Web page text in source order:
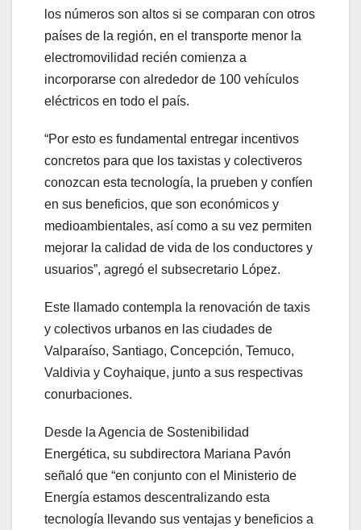
los números son altos si se comparan con otros
países de la región, en el transporte menor la
electromovilidad recién comienza a
incorporarse con alrededor de 100 vehículos
eléctricos en todo el país.
“Por esto es fundamental entregar incentivos
concretos para que los taxistas y colectiveros
conozcan esta tecnología, la prueben y confíen
en sus beneficios, que son económicos y
medioambientales, así como a su vez permiten
mejorar la calidad de vida de los conductores y
usuarios”, agregó el subsecretario López.
Este llamado contempla la renovación de taxis
y colectivos urbanos en las ciudades de
Valparaíso, Santiago, Concepción, Temuco,
Valdivia y Coyhaique, junto a sus respectivas
conurbaciones.
Desde la Agencia de Sostenibilidad
Energética, su subdirectora Mariana Pavón
señaló que “en conjunto con el Ministerio de
Energía estamos descentralizando esta
tecnología llevando sus ventajas y beneficios a